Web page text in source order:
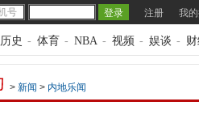
注册 我
历史 - 体育 - NBA - 视频 - 娱谈 -
> 新闻 > 内地乐闻